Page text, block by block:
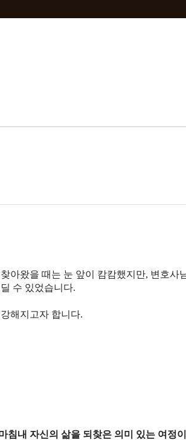
아왔을 때는 눈 앞이 캄캄했지만, 변호
수 있었습니다.
해지고자 합니다.
침내 자신의 삶을 되찾은 의미 있는 여정